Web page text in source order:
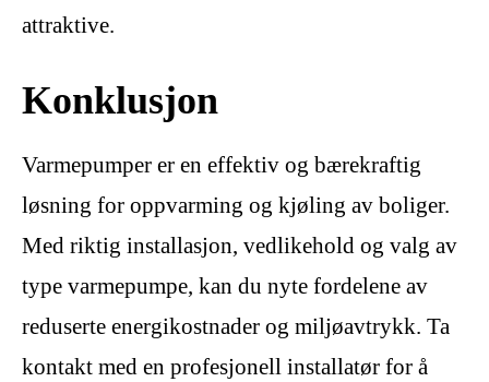
attraktive.
Konklusjon
Varmepumper er en effektiv og bærekraftig
løsning for oppvarming og kjøling av boliger.
Med riktig installasjon, vedlikehold og valg av
type varmepumpe, kan du nyte fordelene av
reduserte energikostnader og miljøavtrykk. Ta
kontakt med en profesjonell installatør for å